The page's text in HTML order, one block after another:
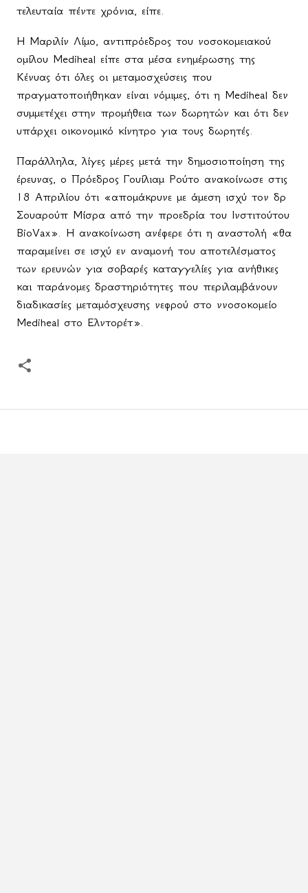
τελευταία πέντε χρόνια, είπε.
Η Μαριλίν Λίμο, αντιπρόεδρος του νοσοκομειακού
ομίλου Mediheal είπε στα μέσα ενημέρωσης της
Κένυας ότι όλες οι μεταμοσχεύσεις που
πραγματοποιήθηκαν είναι νόμιμες, ότι η Mediheal δεν
συμμετέχει στην προμήθεια των δωρητών και ότι δεν
υπάρχει οικονομικό κίνητρο για τους δωρητές.
Παράλληλα, λίγες μέρες μετά την δημοσιοποίηση της
έρευνας, ο Πρόεδρος Γουίλιαμ Ρούτο ανακοίνωσε στις
18 Απριλίου ότι «απομάκρυνε με άμεση ισχύ τον δρ
Σουαρούπ Μίσρα από την προεδρία του Ινστιτούτου
BioVax». Η ανακοίνωση ανέφερε ότι η αναστολή «θα
παραμείνει σε ισχύ εν αναμονή του αποτελέσματος
των ερευνών για σοβαρές καταγγελίες για ανήθικες
και παράνομες δραστηριότητες που περιλαμβάνουν
διαδικασίες μεταμόσχευσης νεφρού στο ννοσοκομείο
Mediheal στο Ελντορέτ».